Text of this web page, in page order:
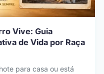
Vive: Guia
de Vida por Raça
para casa ou está